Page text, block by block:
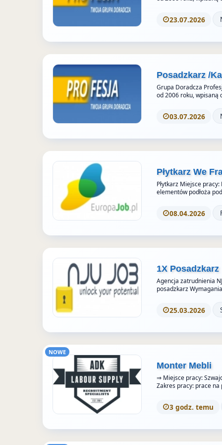
23.07.2026
Posadzkarz /
Grupa Doradcza
od 2006 roku, wpisaną
03.07.2026
Płytkarz We
Płytkarz Miejsce
elementów podłoża
08.04.2026
1X Posadzkarz
Agencja zatrudnienia
posadzkarz
25.03.2026
NOWE
Monter Mebli
⇒ Miejsce pracy:
Zakres pracy: prace
3 godz. temu